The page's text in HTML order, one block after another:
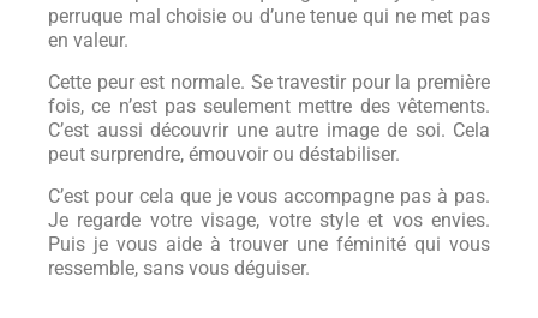
perruque mal choisie ou d’une tenue qui ne met pas
en valeur.
Cette peur est normale. Se travestir pour la première
fois, ce n’est pas seulement mettre des vêtements.
C’est aussi découvrir une autre image de soi. Cela
peut surprendre, émouvoir ou déstabiliser.
C’est pour cela que je vous accompagne pas à pas.
Je regarde votre visage, votre style et vos envies.
Puis je vous aide à trouver une féminité qui vous
ressemble, sans vous déguiser.